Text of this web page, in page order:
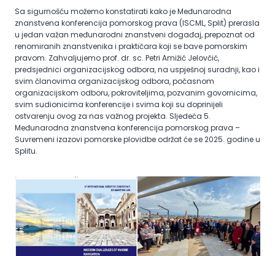
Sa sigurnošću možemo konstatirati kako je Međunarodna
znanstvena konferencija pomorskog prava (ISCML, Split) prerasla
u jedan važan međunarodni znanstveni događaj, prepoznat od
renomiranih znanstvenika i praktičara koji se bave pomorskim
pravom. Zahvaljujemo prof. dr. sc. Petri Amižić Jelovčić,
predsjednici organizacijskog odbora, na uspješnoj suradnji, kao i
svim članovima organizacijskog odbora, počasnom
organizacijskom odboru, pokroviteljima, pozvanim govornicima,
svim sudionicima konferencije i svima koji su doprinijeli
ostvarenju ovog za nas važnog projekta. Sljedeća 5.
Međunarodna znanstvena konferencija pomorskog prava –
Suvremeni izazovi pomorske plovidbe održat će se 2025. godine u
Splitu.